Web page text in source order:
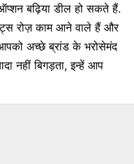
बढ़िया डील हो सकते हैं.
रोज़ काम आने वाले हैं और
अच्छे ब्रांड के भरोसेमंद
नहीं बिगड़ता, इन्हें आप